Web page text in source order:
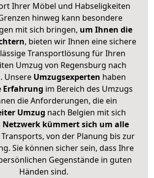
Ihrer Möbel und Habseligkeiten
hinweg kann besondere
mit sich bringen, um Ihnen die
, bieten wir Ihnen eine sichere
Transportlösung für Ihren
Umzug von Regensburg nach
Unsere Umzugsexperten haben
Erfahrung im Bereich des Umzugs
die Anforderungen, die ein
Umzug nach Belgien mit sich
Netzwerk kümmert sich um alle
von der Planung bis zur
Sie können sicher sein, dass Ihre
Gegenstände in guten
Händen sind.